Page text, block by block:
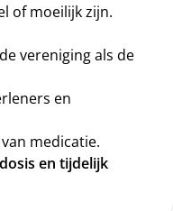
of moeilijk zijn.
vereniging als de
en
medicatie.
en tijdelijk